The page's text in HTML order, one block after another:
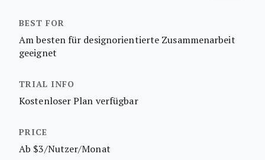
Am besten für designorientierte Zusammenarbeit
geeignet
Kostenloser Plan verfügbar
Ab $3/Nutzer/Monat